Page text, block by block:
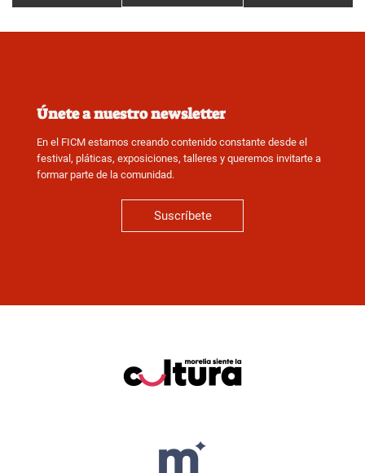
Únete a nuestro newsletter
En el FICM estamos creando contenido constante desde el
festival, pláticas, exposiciones, talleres y queremos invitarte a
formar parte de la comunidad.
Suscríbete